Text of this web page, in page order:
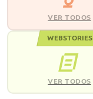
VER TODOS
WEBSTORIES
VER TODOS